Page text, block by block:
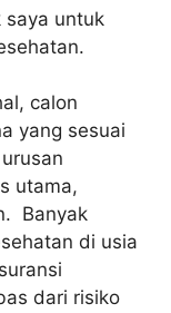
saya untuk
calon
yang sesuai
utama,
Banyak
di usia
dari risiko